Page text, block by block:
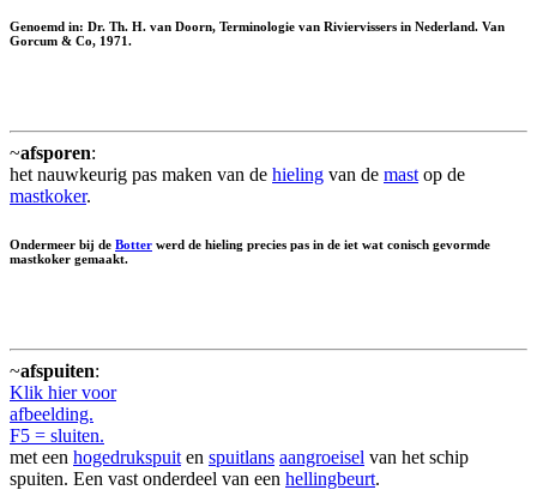
Genoemd in: Dr. Th. H. van Doorn, Terminologie van Riviervissers in Nederland. Van
Gorcum & Co, 1971.
~afsporen:
het nauwkeurig pas maken van de hieling van de mast op de
mastkoker.
Ondermeer bij de Botter werd de hieling precies pas in de iet wat conisch gevormde
mastkoker gemaakt.
~afspuiten:
Klik hier voor
afbeelding.
F5 = sluiten.
met een hogedrukspuit en spuitlans aangroeisel van het schip
spuiten. Een vast onderdeel van een hellingbeurt.